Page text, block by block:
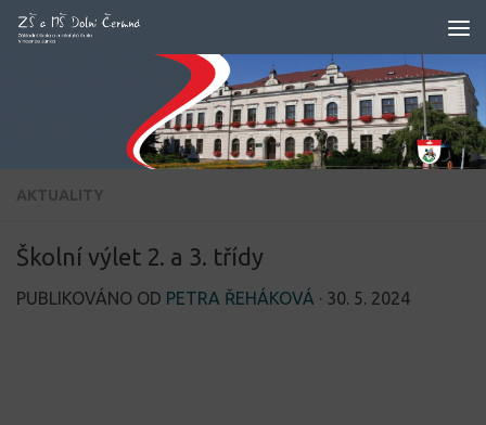
Skip to content
AKTUALITY
Školní výlet 2. a 3. třídy
PUBLIKOVÁNO OD PETRA ŘEHÁKOVÁ · 30. 5. 2024